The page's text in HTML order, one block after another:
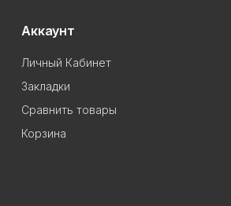
Аккаунт
Личный Кабинет
Закладки
Сравнить товары
Корзина